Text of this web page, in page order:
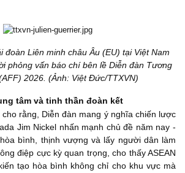
đoàn Liên minh châu Âu (EU) tại Việt Nam
phỏng vấn báo chí bên lề Diễn đàn Tương
2026. (Ảnh: Việt Đức/TTXVN)
tâm và tinh thần đoàn kết
rằng, Diễn đàn mang ý nghĩa chiến lược
Jim Nickel nhấn mạnh chủ đề năm nay -
bình, thịnh vượng và lấy người dân làm
điệp cực kỳ quan trọng, cho thấy ASEAN
tạo hòa bình không chỉ cho khu vực mà